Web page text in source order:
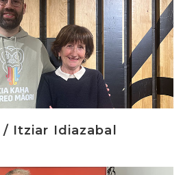
Itziar Idiazabal